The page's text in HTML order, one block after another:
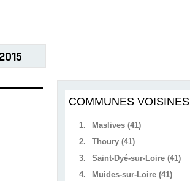
COMMUNES VOISINES
1.
Maslives (41)
2.
Thoury (41)
3.
Saint-Dyé-sur-Loire (41)
4.
Muides-sur-Loire (41)